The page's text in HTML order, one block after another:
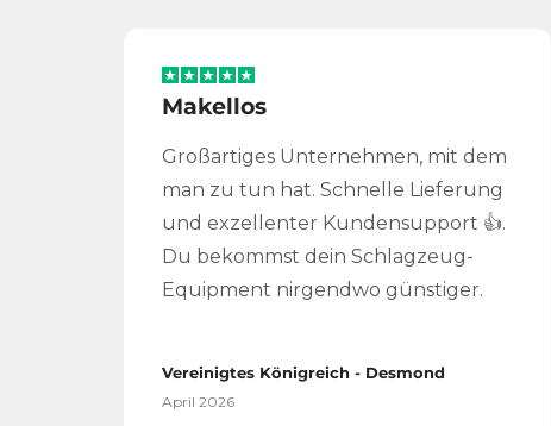
Makellos
Großartiges Unternehmen, mit dem
man zu tun hat. Schnelle Lieferung
und exzellenter Kundensupport 👍.
Du bekommst dein Schlagzeug-
Equipment nirgendwo günstiger.
Vereinigtes Königreich - Desmond
April 2026